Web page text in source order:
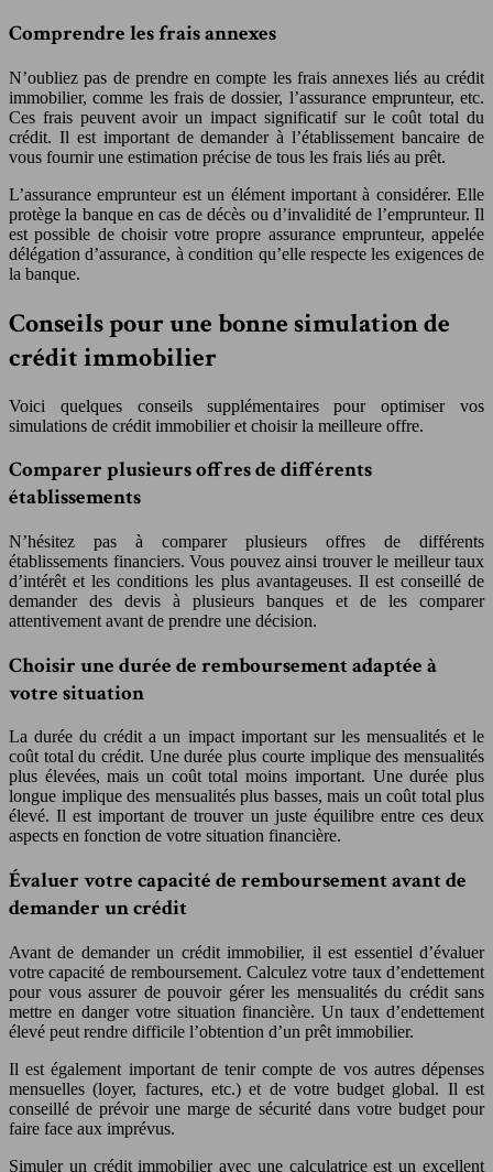
Comprendre les frais annexes
N’oubliez pas de prendre en compte les frais annexes liés au crédit
immobilier, comme les frais de dossier, l’assurance emprunteur, etc.
Ces frais peuvent avoir un impact significatif sur le coût total du
crédit. Il est important de demander à l’établissement bancaire de
vous fournir une estimation précise de tous les frais liés au prêt.
L’assurance emprunteur est un élément important à considérer. Elle
protège la banque en cas de décès ou d’invalidité de l’emprunteur. Il
est possible de choisir votre propre assurance emprunteur, appelée
délégation d’assurance, à condition qu’elle respecte les exigences de
la banque.
Conseils pour une bonne simulation de
crédit immobilier
Voici quelques conseils supplémentaires pour optimiser vos
simulations de crédit immobilier et choisir la meilleure offre.
Comparer plusieurs offres de différents
établissements
N’hésitez pas à comparer plusieurs offres de différents
établissements financiers. Vous pouvez ainsi trouver le meilleur taux
d’intérêt et les conditions les plus avantageuses. Il est conseillé de
demander des devis à plusieurs banques et de les comparer
attentivement avant de prendre une décision.
Choisir une durée de remboursement adaptée à
votre situation
La durée du crédit a un impact important sur les mensualités et le
coût total du crédit. Une durée plus courte implique des mensualités
plus élevées, mais un coût total moins important. Une durée plus
longue implique des mensualités plus basses, mais un coût total plus
élevé. Il est important de trouver un juste équilibre entre ces deux
aspects en fonction de votre situation financière.
Évaluer votre capacité de remboursement avant de
demander un crédit
Avant de demander un crédit immobilier, il est essentiel d’évaluer
votre capacité de remboursement. Calculez votre taux d’endettement
pour vous assurer de pouvoir gérer les mensualités du crédit sans
mettre en danger votre situation financière. Un taux d’endettement
élevé peut rendre difficile l’obtention d’un prêt immobilier.
Il est également important de tenir compte de vos autres dépenses
mensuelles (loyer, factures, etc.) et de votre budget global. Il est
conseillé de prévoir une marge de sécurité dans votre budget pour
faire face aux imprévus.
Simuler un crédit immobilier avec une calculatrice est un excellent